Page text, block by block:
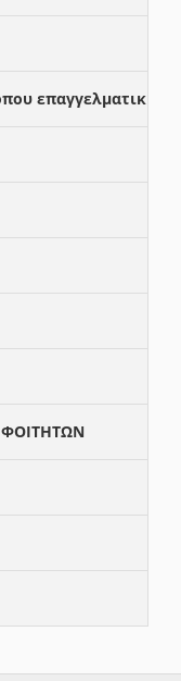
επαγγελματικης
ΦΟΙΤΗΤΩΝ